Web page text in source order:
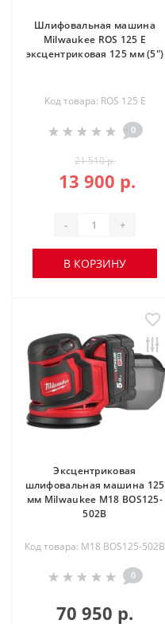
Шлифовальная машина
Milwaukee ROS 125 E
эксцентриковая 125 мм (5″)
Код товара: ROS 125 E
0
21 510 р.
13 900 р.
- +
В КОРЗИНУ
Эксцентриковая
шлифовальная машина 125
мм Milwaukee M18 BOS125-
502B
Код товара: M18 BOS125-502B
0
70 950 р.